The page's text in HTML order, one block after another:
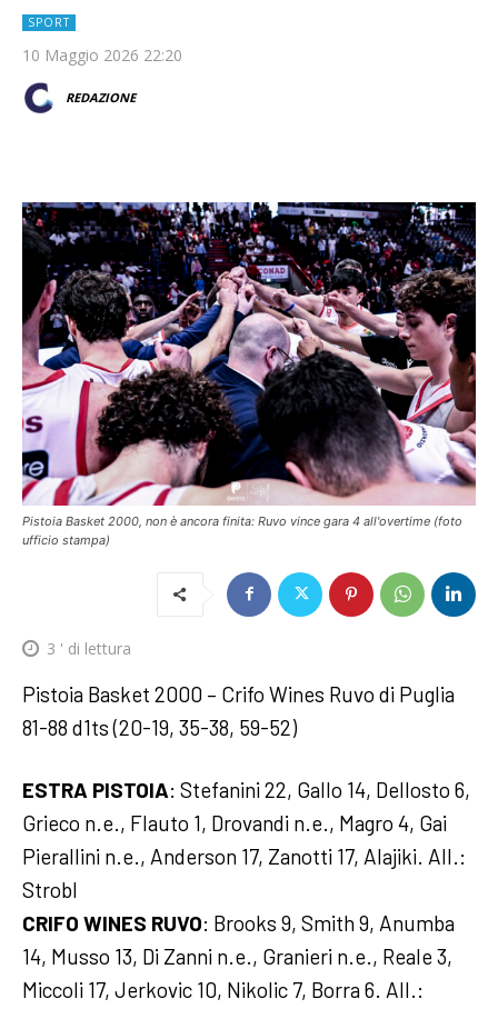
SPORT
10 Maggio 2026 22:20
REDAZIONE
Pistoia Basket 2000, non è ancora finita: Ruvo vince gara 4 all'overtime (foto
ufficio stampa)
3 ' di lettura
Pistoia Basket 2000 – Crifo Wines Ruvo di Puglia
81-88 d1ts (20-19, 35-38, 59-52)
ESTRA PISTOIA: Stefanini 22, Gallo 14, Dellosto 6,
Grieco n.e., Flauto 1, Drovandi n.e., Magro 4, Gai
Pierallini n.e., Anderson 17, Zanotti 17, Alajiki. All.:
Strobl
CRIFO WINES RUVO: Brooks 9, Smith 9, Anumba
14, Musso 13, Di Zanni n.e., Granieri n.e., Reale 3,
Miccoli 17, Jerkovic 10, Nikolic 7, Borra 6. All.: